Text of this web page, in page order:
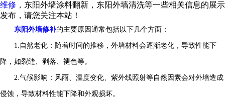
维修 ，东阳外墙涂料翻新，东阳外墙清洗等一些相关信息的展示
发布，请您关注本站！
东阳外墙修补的主要原因通常包括以下几个方面：
1.自然老化：随着时间的推移，外墙材料会逐渐老化，导致性能下
降，如裂缝、剥落、褪色等。
2.气候影响：风雨、温度变化、紫外线照射等自然因素会对外墙造成
侵蚀，导致材料性能下降和外观损坏。